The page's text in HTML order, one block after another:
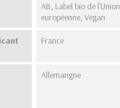
AB, Label bio de l'Union
européenne, Vegan
France
Allemangne